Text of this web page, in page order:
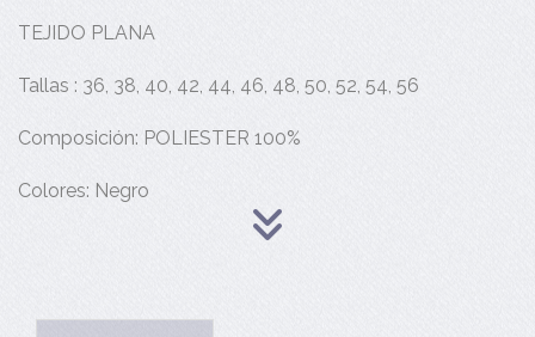
TEJIDO PLANA
Tallas : 36, 38, 40, 42, 44, 46, 48, 50, 52, 54, 56
Composición: POLIESTER 100%
Colores: Negro